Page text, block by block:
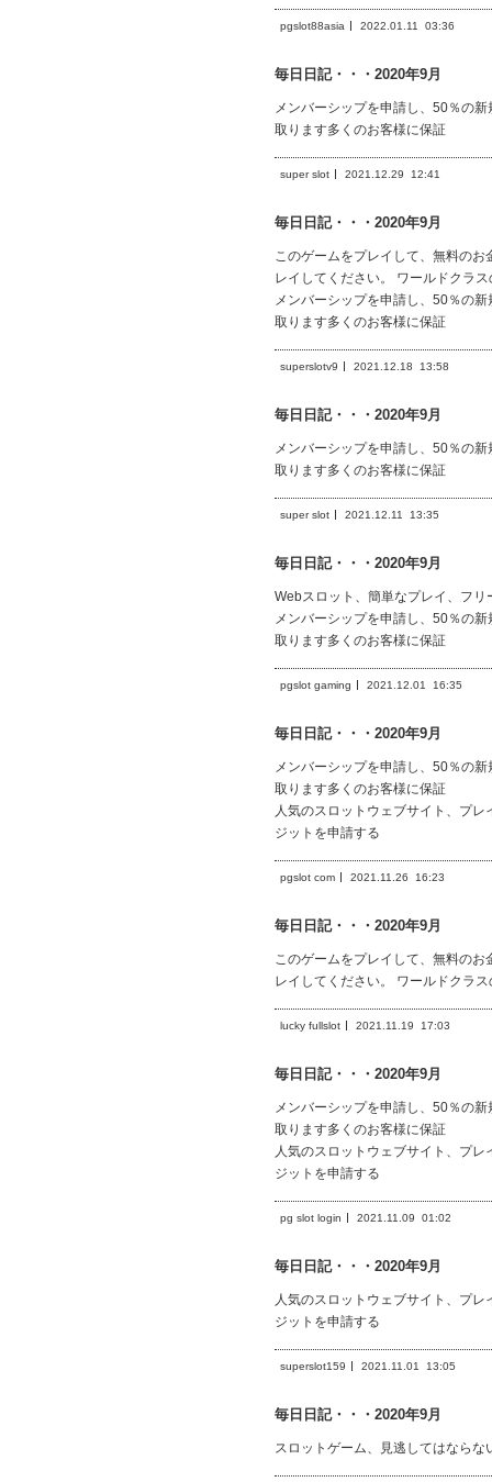
pgslot88asia 2022.01.11 03:36
毎日日記・・・2020年9月
メンバーシップを申請し、50％の
取ります多くのお客様に保証
super slot 2021.12.29 12:41
毎日日記・・・2020年9月
このゲームをプレイして、無料の
レイしてください。 ワールドクラ
メンバーシップを申請し、50％の
取ります多くのお客様に保証
superslotv9 2021.12.18 13:58
毎日日記・・・2020年9月
メンバーシップを申請し、50％の
取ります多くのお客様に保証
super slot 2021.12.11 13:35
毎日日記・・・2020年9月
Webスロット、簡単なプレイ、フ
メンバーシップを申請し、50％の
取ります多くのお客様に保証
pgslot gaming 2021.12.01 16:35
毎日日記・・・2020年9月
メンバーシップを申請し、50％の
取ります多くのお客様に保証
人気のスロットウェブサイト、プ
ジットを申請する
pgslot com 2021.11.26 16:23
毎日日記・・・2020年9月
このゲームをプレイして、無料の
レイしてください。 ワールドクラ
lucky fullslot 2021.11.19 17:03
毎日日記・・・2020年9月
メンバーシップを申請し、50％の
取ります多くのお客様に保証
人気のスロットウェブサイト、プ
ジットを申請する
pg slot login 2021.11.09 01:02
毎日日記・・・2020年9月
人気のスロットウェブサイト、プ
ジットを申請する
superslot159 2021.11.01 13:05
毎日日記・・・2020年9月
スロットゲーム、見逃してはなら